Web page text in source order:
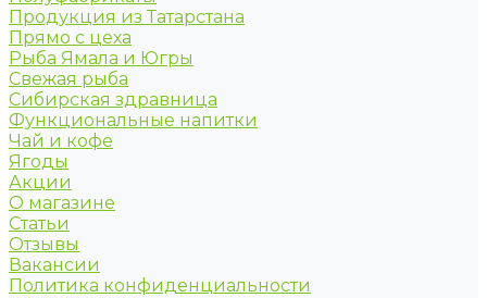
Продукция из Татарстана
Прямо с цеха
Рыба Ямала и Югры
Свежая рыба
Сибирская здравница
Функциональные напитки
Чай и кофе
Ягоды
Акции
О магазине
Статьи
Отзывы
Вакансии
Политика конфиденциальности